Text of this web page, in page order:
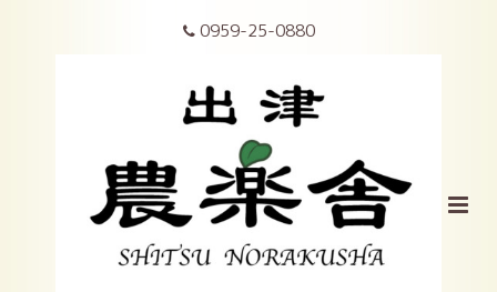
0959-25-0880